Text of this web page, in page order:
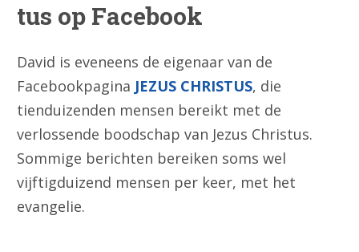
tus op Facebook
David is eveneens de eigenaar van de
Facebookpagina JEZUS CHRISTUS, die
tienduizenden mensen bereikt met de
verlossende boodschap van Jezus Christus.
Sommige berichten bereiken soms wel
vijftigduizend mensen per keer, met het
evangelie.